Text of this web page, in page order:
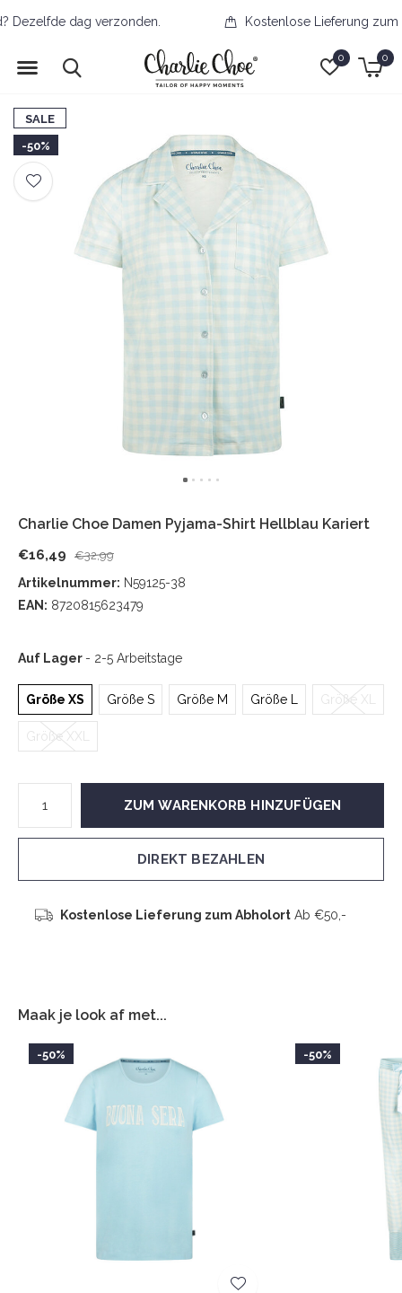
0 0
Kostenlose Lieferung zum Abholort ab 70 Euro
SALE
-50%
Charlie Choe Damen Pyjama-Shirt Hellblau Kariert
€16,49 €32,99
Artikelnummer: N59125-38
EAN: 8720815623479
Auf Lager - 2-5 Arbeitstage
Größe XS Größe S Größe M Größe L Größe XL
Größe XXL
ZUM WARENKORB HINZUFÜGEN
DIREKT BEZAHLEN
Kostenlose Lieferung zum AbholortAb €50,-
Maak je look af met...
-50% -50%